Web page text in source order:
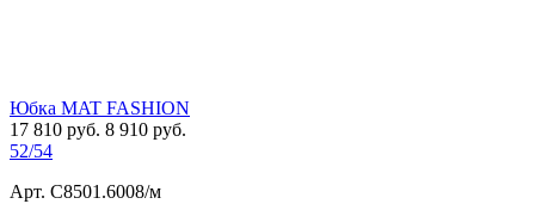
Юбка MAT FASHION
17 810 руб. 8 910 руб.
52/54
Арт. С8501.6008/м